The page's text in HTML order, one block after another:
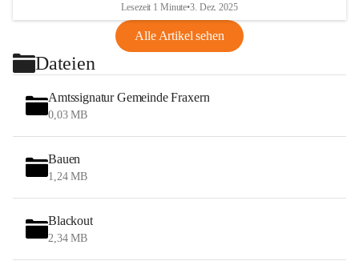
Lesezeit 1 Minute•3. Dez. 2025
Alle Artikel sehen
Dateien
Amtssignatur Gemeinde Fraxern
0,03 MB
Bauen
1,24 MB
Blackout
2,34 MB